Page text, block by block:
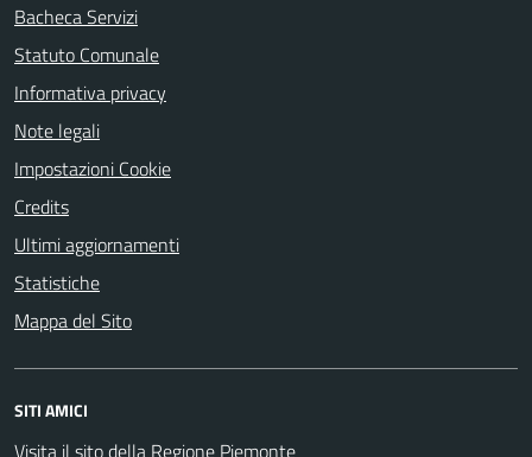
Bacheca Servizi
Statuto Comunale
Informativa privacy
Note legali
Impostazioni Cookie
Credits
Ultimi aggiornamenti
Statistiche
Mappa del Sito
SITI AMICI